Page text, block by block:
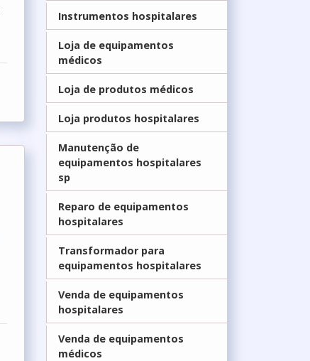
Instrumentos hospitalares
Loja de equipamentos
médicos
Loja de produtos médicos
Loja produtos hospitalares
Manutenção de
equipamentos hospitalares
sp
Reparo de equipamentos
hospitalares
Transformador para
equipamentos hospitalares
Venda de equipamentos
hospitalares
Venda de equipamentos
médicos